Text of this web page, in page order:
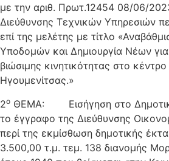
με την αριθ. Πρωτ.12454 08/06/
Διεύθυνσης Τεχνικών Υπηρεσιών
επί της μελέτης με τίτλο
Υποδομών και Δημιουργία Νέων
βιώσιμης κινητικότητας στο
Ηγουμενίτσας.»
2ο ΘΕΜΑ: Εισήγηση στο
το έγγραφο της Διεύθυνσης
περί της εκμίσθωση δημοτικής
3.500,00 τ.μ. τεμ. 138 διανομής